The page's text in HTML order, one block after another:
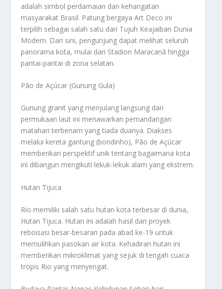
adalah simbol perdamaian dan kehangatan
masyarakat Brasil. Patung bergaya Art Deco ini
terpilih sebagai salah satu dari Tujuh Keajaiban Dunia
Modern. Dari sini, pengunjung dapat melihat seluruh
panorama kota, mulai dari Stadion Maracanã hingga
pantai-pantai di zona selatan.
Pão de Açúcar (Gunung Gula)
Gunung granit yang menjulang langsung dari
permukaan laut ini menawarkan pemandangan
matahari terbenam yang tiada duanya. Diakses
melalui kereta gantung (bondinho), Pão de Açúcar
memberikan perspektif unik tentang bagaimana kota
ini dibangun mengikuti lekuk-lekuk alam yang ekstrem.
Hutan Tijuca
Rio memiliki salah satu hutan kota terbesar di dunia,
Hutan Tijuca. Hutan ini adalah hasil dari proyek
reboisasi besar-besaran pada abad ke-19 untuk
memulihkan pasokan air kota. Kehadiran hutan ini
memberikan mikroklimat yang sejuk di tengah cuaca
tropis Rio yang menyengat.